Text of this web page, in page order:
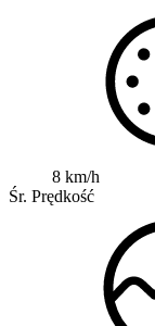
8 km/h
Śr. Prędkość